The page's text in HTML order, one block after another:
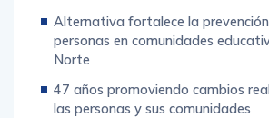
Alternativa fortalece la
personas en comunidades
Norte
47 años promoviendo cambios
las personas y sus comunidades